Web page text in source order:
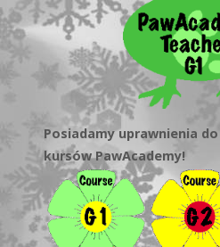
Posiadamy uprawnienia
kursów PawAcademy!